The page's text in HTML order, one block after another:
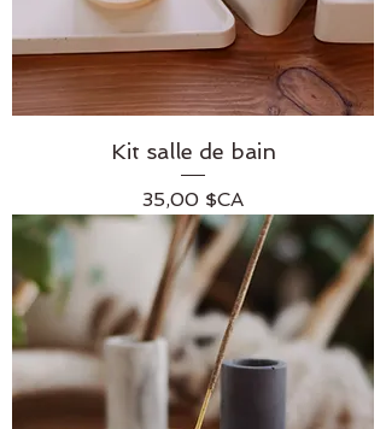
Kit salle de bain
Prix
35,00 $CA